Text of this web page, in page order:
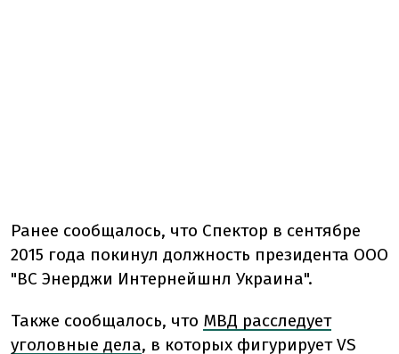
Ранее сообщалось, что Спектор в сентябре
2015 года покинул должность президента ООО
"ВС Энерджи Интернейшнл Украина".
Также сообщалось, что МВД расследует
уголовные дела, в которых фигурирует VS